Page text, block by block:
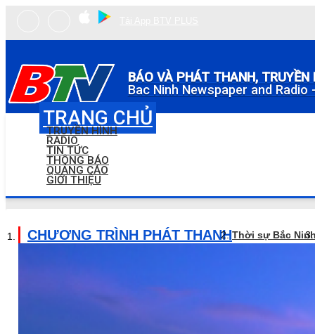
BÁO VÀ PHÁT THANH, TRUYỀN
Bac Ninh Newspaper and Radio
TRANG CHỦ
TRUYỀN HÌNH
RADIO
TIN TỨC
THÔNG BÁO
QUẢNG CÁO
GIỚI THIỆU
CHƯƠNG TRÌNH PHÁT THANHThời sự Bắc Ninh